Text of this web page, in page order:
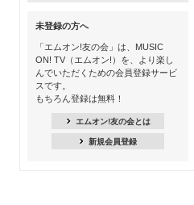
15:30
この夏聴きたい! サマーソングメドレ
ー【歌詞入り】 #4
16:30
あのころK-POPヒッツ! 2021年
未登録の方へ
「エムオン!友の会」は、MUSIC
ON! TV（エムオン!）を、より楽し
んでいただくための会員登録サービ
スです。
もちろん登録は無料！
エムオン!友の会とは
新規会員登録